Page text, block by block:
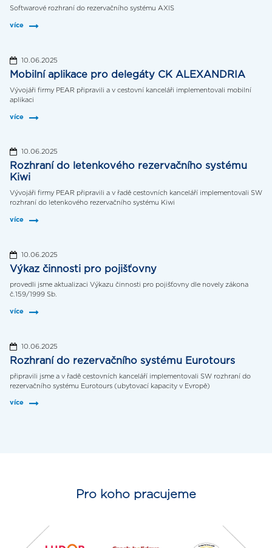
Softwarové rozhraní do rezervačního systému AXIS
více
10.06.2025
Mobilní aplikace pro delegáty CK ALEXANDRIA
Vývojáři firmy PEAR připravili a v cestovní kanceláři implementovali mobilní
aplikaci
více
10.06.2025
Rozhraní do letenkového rezervačního systému
Kiwi
Vývojáři firmy PEAR připravili a v řadě cestovních kanceláří implementovali SW
rozhraní do letenkového rezervačního systému Kiwi
více
10.06.2025
Výkaz činnosti pro pojišťovny
provedli jsme aktualizaci Výkazu činnosti pro pojišťovny dle novely zákona
č.159/1999 Sb.
více
10.06.2025
Rozhraní do rezervačního systému Eurotours
připravili jsme a v řadě cestovních kanceláří implementovali SW rozhraní do
rezervačního systému Eurotours (ubytovací kapacity v Evropě)
více
Pro koho pracujeme